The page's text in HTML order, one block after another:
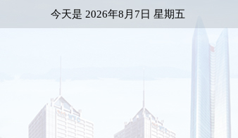
今天是 2026年8月7日 星期五